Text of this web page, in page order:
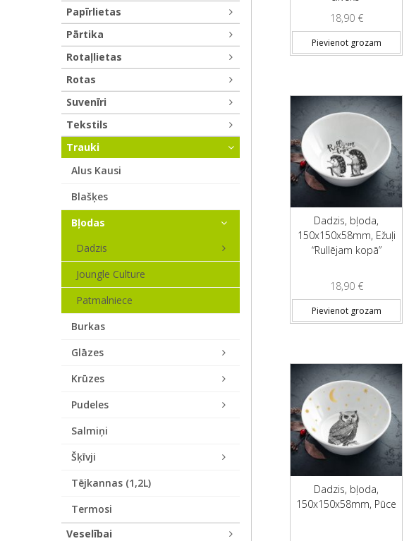
18,90 €
Pievienot grozam
Dadzis, bļoda,
150x150x58mm, Ežuļi
“Rullējam kopā”
18,90 €
Pievienot grozam
Dadzis, bļoda,
150x150x58mm, Pūce
Papīrlietas
Pārtika
Rotaļlietas
Rotas
Suvenīri
Tekstils
Trauki
Alus Kausi
Blašķes
Bļodas
Dadzis
Joungle Culture
Patmalniece
Burkas
Glāzes
Krūzes
Pudeles
Salmiņi
Šķīvji
Tējkannas (1,2L)
Termosi
Veselībai